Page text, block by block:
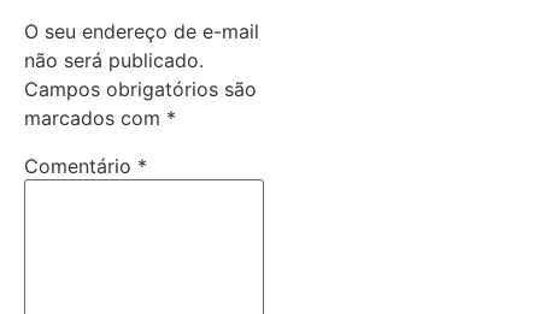
O seu endereço de e-mail
não será publicado.
Campos obrigatórios são
marcados com *
Comentário *